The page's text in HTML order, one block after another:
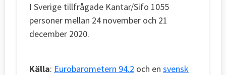
I Sverige tillfrågade Kantar/Sifo 1055
personer mellan 24 november och 21
december 2020.
Källa: Eurobarometern 94.2 och en svensk